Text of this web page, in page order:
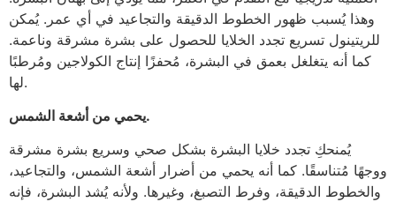
وهذا يُسبب ظهور الخطوط الدقيقة والتجاعيد في أي عمر. يُمكن
للريتينول تسريع تجدد الخلايا للحصول على بشرة مشرقة وناعمة.
كما أنه يتغلغل بعمق في البشرة، مُحفزًا إنتاج الكولاجين ومُرطبًا
لها.
يحمي من أشعة الشمس.
يُمنحكِ تجدد خلايا البشرة بشكل صحي وسريع بشرة مشرقة
ووجهًا مُتناسقًا. كما أنه يحمي من أضرار أشعة الشمس، والتجاعيد،
والخطوط الدقيقة، وفرط التصبغ، وغيرها. ولأنه يُشد البشرة، فإنه